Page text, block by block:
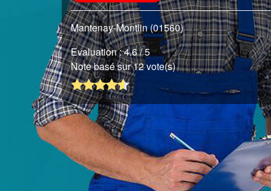
Mantenay-Montlin (01560)
Evaluation :4.6/ 5
Note basé sur 12 vote(s)